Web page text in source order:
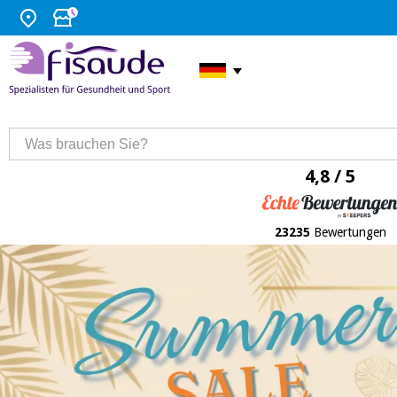
4,8 / 5
23235 Bewertungen